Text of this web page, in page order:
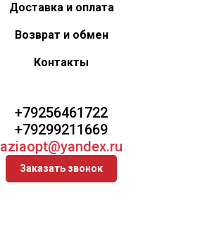
Доставка и оплата
Возврат и обмен
Контакты
+79256461722
+79299211669
aziaopt@yandex.ru
Заказать звонок